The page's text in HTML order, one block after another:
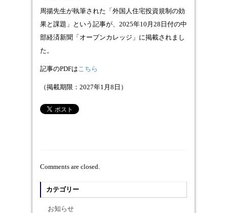
周揚先生が執筆された「外国人住宅投資規制の効
果と課題」という記事が、2025年10月28日付の中
部経済新聞「オープンカレッジ」に掲載されまし
た。
記事のPDFは こちら
（掲載期限：2027年1月8日）
Comments are closed.
カテゴリー
お知らせ